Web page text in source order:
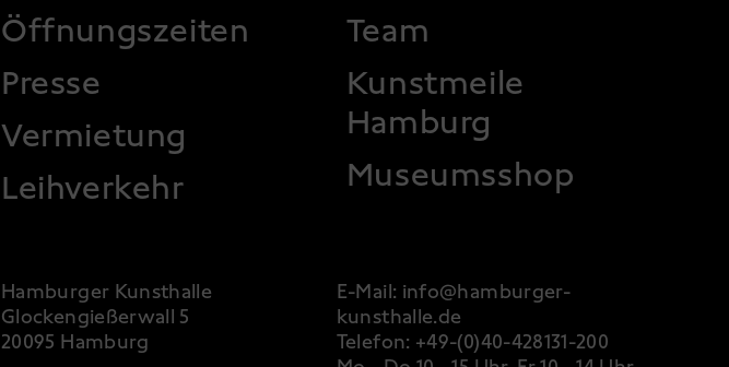
Öffnungszeiten
Presse
Vermietung
Leihverkehr
Team
Kunstmeile
Hamburg
Museumsshop
Hamburger Kunsthalle
Glockengießerwall 5
20095 Hamburg
E-Mail: info@hamburger-
kunsthalle.de
Telefon: +49-(0)40-428131-200